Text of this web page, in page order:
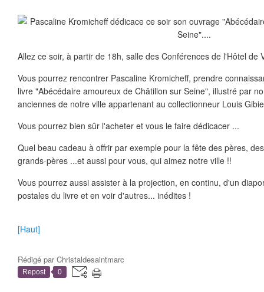
Allez ce soir, à partir de 18h, salle des Conférences de l'Hôtel de
Vous pourrez rencontrer Pascaline Kromicheff, prendre
livre "Abécédaire amoureux de Châtillon sur Seine", illustré par
anciennes de notre ville appartenant au collectionneur Louis
Vous pourrez bien sûr l'acheter et vous le faire dédicacer ...
Quel beau cadeau à offrir par exemple pour la fête des pères,
grands-pères ...et aussi pour vous, qui aimez notre ville !!
Vous pourrez aussi assister à la projection, en continu, d'un
postales du livre et en voir d'autres... inédites !
[Haut]
Rédigé parChristaldesaintmarc
Repost 0